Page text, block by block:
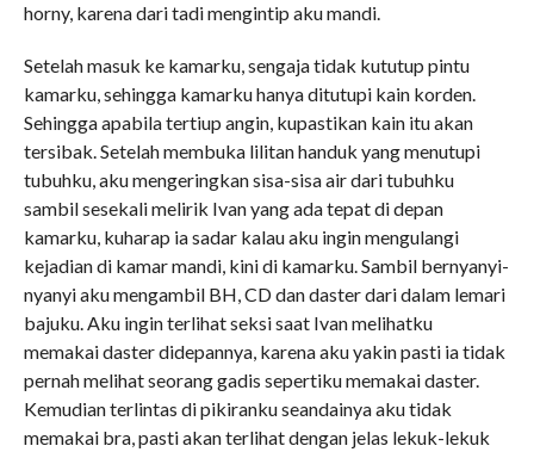
horny, karena dari tadi mengintip aku mandi.
Setelah masuk ke kamarku, sengaja tidak kututup pintu
kamarku, sehingga kamarku hanya ditutupi kain korden.
Sehingga apabila tertiup angin, kupastikan kain itu akan
tersibak. Setelah membuka lilitan handuk yang menutupi
tubuhku, aku mengeringkan sisa-sisa air dari tubuhku
sambil sesekali melirik Ivan yang ada tepat di depan
kamarku, kuharap ia sadar kalau aku ingin mengulangi
kejadian di kamar mandi, kini di kamarku. Sambil bernyanyi-
nyanyi aku mengambil BH, CD dan daster dari dalam lemari
bajuku. Aku ingin terlihat seksi saat Ivan melihatku
memakai daster didepannya, karena aku yakin pasti ia tidak
pernah melihat seorang gadis sepertiku memakai daster.
Kemudian terlintas di pikiranku seandainya aku tidak
memakai bra, pasti akan terlihat dengan jelas lekuk-lekuk